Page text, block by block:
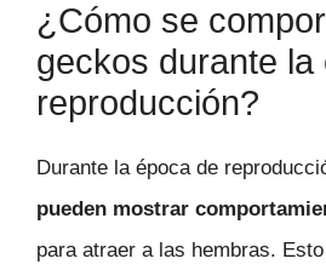
¿Cómo se
geckos durante la
reproducción?
Durante la época de
pueden mostrar
para atraer a las hembras.